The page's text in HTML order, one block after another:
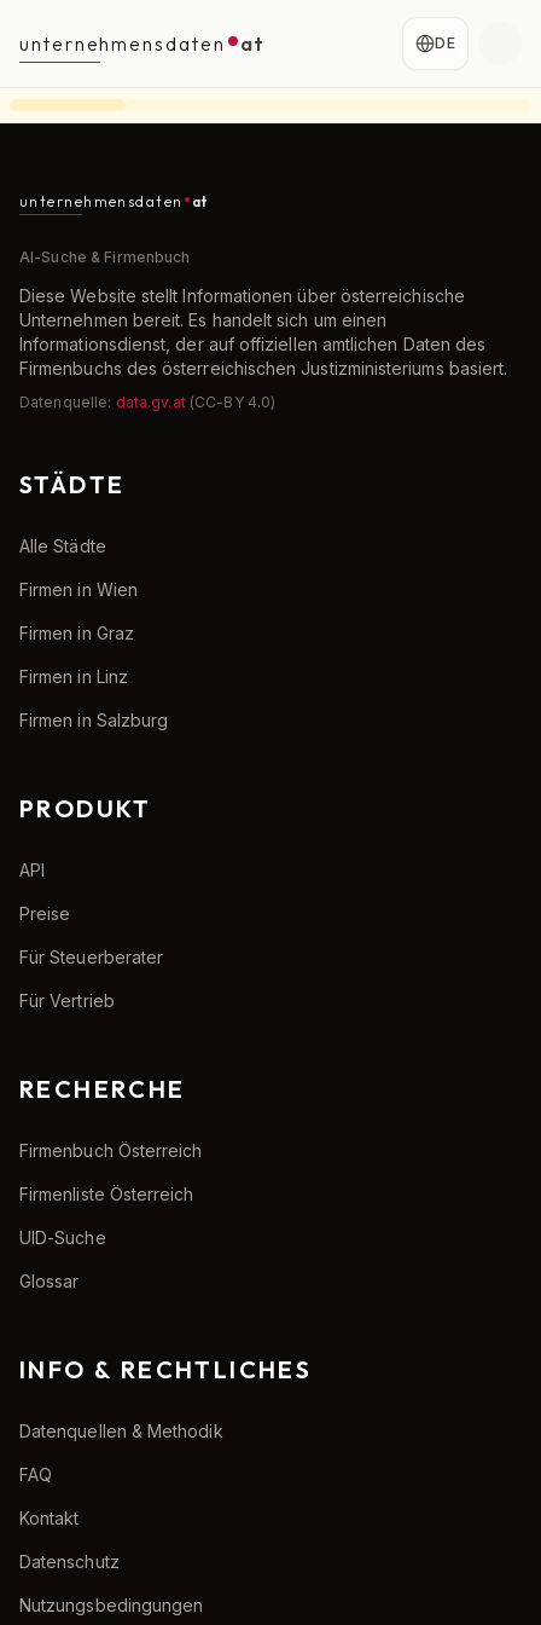
unternehmensdaten at DE
unternehmensdaten at
AI-Suche & Firmenbuch
Diese Website stellt Informationen über österreichische
Unternehmen bereit. Es handelt sich um einen
Informationsdienst, der auf offiziellen amtlichen Daten des
Firmenbuchs des österreichischen Justizministeriums basiert.
Datenquelle: data.gv.at (CC-BY 4.0)
STÄDTE
Alle Städte
Firmen in Wien
Firmen in Graz
Firmen in Linz
Firmen in Salzburg
PRODUKT
API
Preise
Für Steuerberater
Für Vertrieb
RECHERCHE
Firmenbuch Österreich
Firmenliste Österreich
UID-Suche
Glossar
INFO & RECHTLICHES
Datenquellen & Methodik
FAQ
Kontakt
Datenschutz
Nutzungsbedingungen